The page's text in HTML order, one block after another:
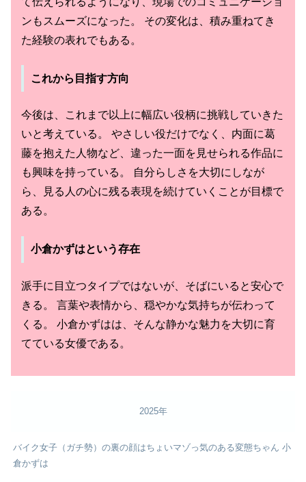
ンもスムーズになった。 その変化は、積み重ねてき
た経験の表れでもある。
これから目指す方向
今後は、これまで以上に幅広い役柄に挑戦していきた
いと考えている。 やさしい役だけでなく、内面に葛
藤を抱えた人物など、違った一面を見せられる作品に
も興味を持っている。 自分らしさを大切にしなが
ら、見る人の心に残る表現を続けていくことが目標で
ある。
小倉かずはという存在
派手に目立つタイプではないが、そばにいると安心で
きる。 言葉や表情から、穏やかな気持ちが伝わって
くる。 小倉かずはは、そんな静かな魅力を大切に育
てている女優である。
2025年
バイク女子（ガチ勢）の裏の顔はちょいマゾっ気のある変態ちゃん 小
倉かずは